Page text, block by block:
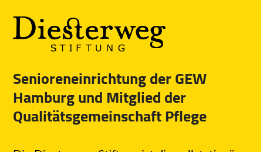
Senioreneinrichtung der GEW
Hamburg und Mitglied der
Qualitätsgemeinschaft Pflege